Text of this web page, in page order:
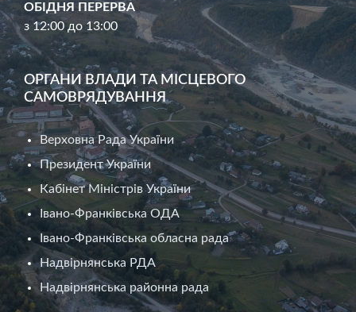
ОБІДНЯ ПЕРЕРВА
з 12:00 до 13:00
ОРГАНИ ВЛАДИ ТА МІСЦЕВОГО
САМОВРЯДУВАННЯ
Верховна Рада України
Президент України
Кабінет Міністрів України
Івано-Франківська ОДА
Івано-Франківська обласна рада
Надвірнянська РДА
Надвірнянська районна рада